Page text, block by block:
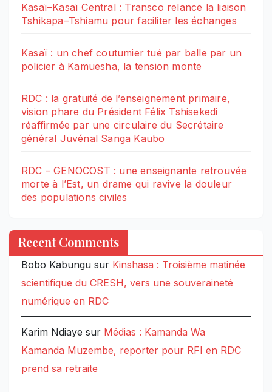
Kasaï–Kasaï Central : Transco relance la liaison
Tshikapa–Tshiamu pour faciliter les échanges
Kasaï : un chef coutumier tué par balle par un
policier à Kamuesha, la tension monte
RDC : la gratuité de l’enseignement primaire,
vision phare du Président Félix Tshisekedi
réaffirmée par une circulaire du Secrétaire
général Juvénal Sanga Kaubo
RDC – GENOCOST : une enseignante retrouvée
morte à l’Est, un drame qui ravive la douleur
des populations civiles
Recent Comments
Bobo Kabungu sur Kinshasa : Troisième matinée
scientifique du CRESH, vers une souveraineté
numérique en RDC
Karim Ndiaye sur Médias : Kamanda Wa
Kamanda Muzembe, reporter pour RFI en RDC
prend sa retraite